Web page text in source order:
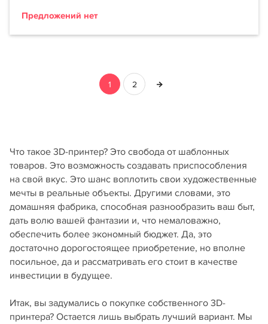
Предложений нет
1 2
Что такое 3D-принтер? Это свобода от шаблонных
товаров. Это возможность создавать приспособления
на свой вкус. Это шанс воплотить свои художественные
мечты в реальные объекты. Другими словами, это
домашняя фабрика, способная разнообразить ваш быт,
дать волю вашей фантазии и, что немаловажно,
обеспечить более экономный бюджет. Да, это
достаточно дорогостоящее приобретение, но вполне
посильное, да и рассматривать его стоит в качестве
инвестиции в будущее.
Итак, вы задумались о покупке собственного 3D-
принтера? Остается лишь выбрать лучший вариант. Мы